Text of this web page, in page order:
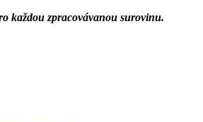
každou zpracovávanou surovinu.